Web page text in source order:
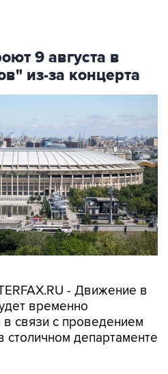
9 августа в
из-за концерта
- Движение в
временно
в связи с проведением
столичном департаменте